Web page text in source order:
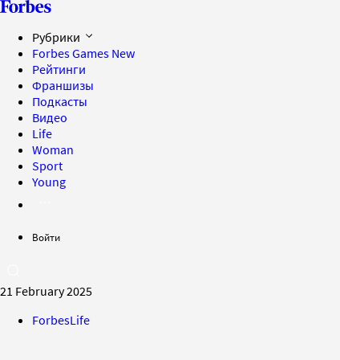
Рубрики
Forbes Games New
Рейтинги
Франшизы
Подкасты
Видео
Life
Woman
Sport
Young
Войти
21 February 2025
ForbesLife